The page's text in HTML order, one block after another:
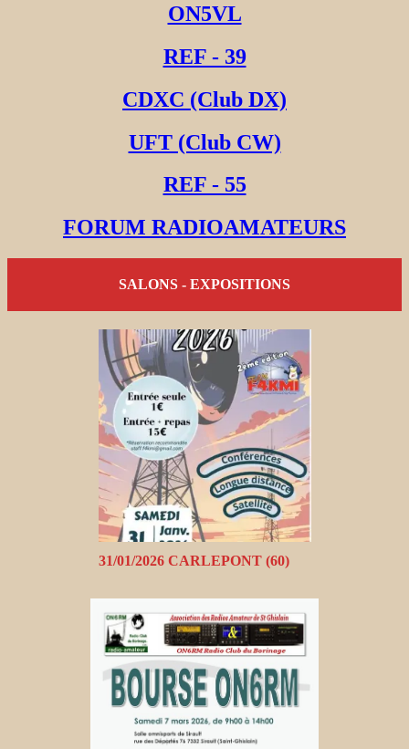
ON5VL
REF - 39
CDXC (Club DX)
UFT (Club CW)
REF - 55
FORUM RADIOAMATEURS
SALONS - EXPOSITIONS
31/01/2026 CARLEPONT (60)